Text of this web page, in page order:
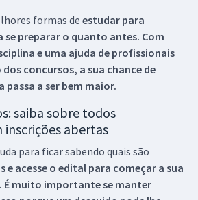
formas de estudar para
se preparar o quanto antes. Com
e uma ajuda de profissionais
dos concursos, a sua chance de
a ser bem maior.
saiba sobre todos
inscrições abertas
para ficar sabendo quais são
e acesse o edital para começar a sua
muito importante se manter